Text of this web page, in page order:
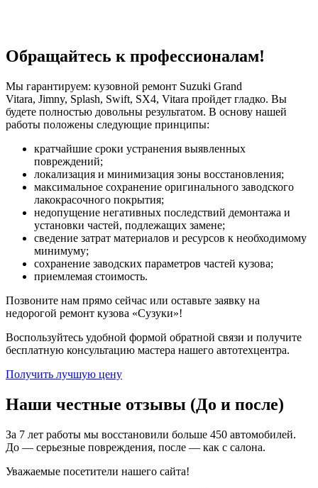
Обращайтесь к профессионалам!
Мы гарантируем: кузовной ремонт Suzuki Grand
Vitara, Jimny, Splash, Swift, SX4, Vitara пройдет гладко. Вы
будете полностью довольны результатом. В основу нашей
работы положены следующие принципы:
кратчайшие сроки устранения выявленных
повреждений;
локализация и минимизация зоны восстановления;
максимальное сохранение оригинального заводского
лакокрасочного покрытия;
недопущение негативных последствий демонтажа и
установки частей, подлежащих замене;
сведение затрат материалов и ресурсов к необходимому
минимуму;
сохранение заводских параметров частей кузова;
приемлемая стоимость.
Позвоните нам прямо сейчас или оставьте заявку на
недорогой ремонт кузова «Сузуки»!
Воспользуйтесь удобной формой обратной связи и получите
бесплатную консультацию мастера нашего автотехцентра.
Получить лучшую цену
Наши честные отзывы (До и после)
За 7 лет работы мы восстановили больше 450 автомобилей.
До — серьезные повреждения, после — как с салона.
Уважаемые посетители нашего сайта!